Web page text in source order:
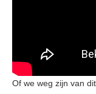
Of we weg zijn van